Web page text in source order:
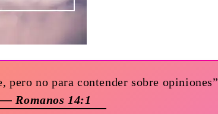
pero no para contender sobre opiniones”
— Romanos 14:1